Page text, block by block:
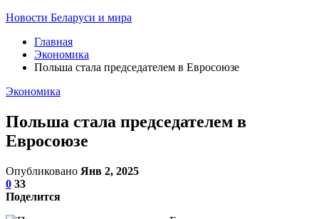
Новости Беларуси и мира
Главная
Экономика
Польша стала председателем в Евросоюзе
Экономика
Польша стала председателем в
Евросоюзе
Опубликовано Янв 2, 2025
0 33
Поделится